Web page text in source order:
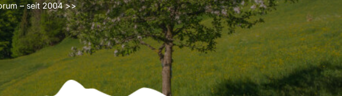
– seit 2004>>